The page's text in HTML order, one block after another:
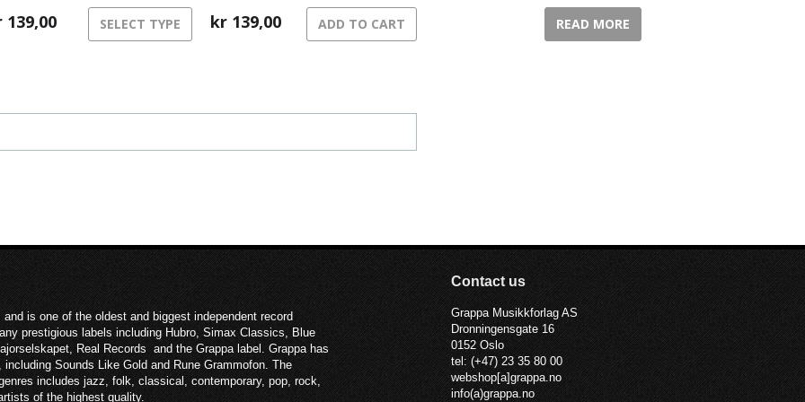
139,00 SELECT TYPE kr 139,00 ADD TO CART READ MORE
is one of the oldest and biggest independent record
prestigious labels including Hubro, Simax Classics, Blue
Real Records and the Grappa label. Grappa has
Sounds Like Gold and Rune Grammofon. The
includes jazz, folk, classical, contemporary, pop, rock,
of the highest quality.
Contact us
Grappa Musikkforlag AS
Dronningensgate 16
0152 Oslo
tel: (+47) 23 35 80 00
webshop[a]grappa.no
info(a)grappa.no